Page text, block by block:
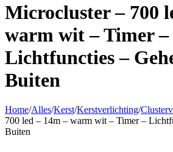
Microcluster – 700
warm wit – Timer –
Lichtfuncties –
Buiten
Home/Alles/Kerst/Kerstverlichting/
700 led – 14m – warm wit – Timer –
Buiten